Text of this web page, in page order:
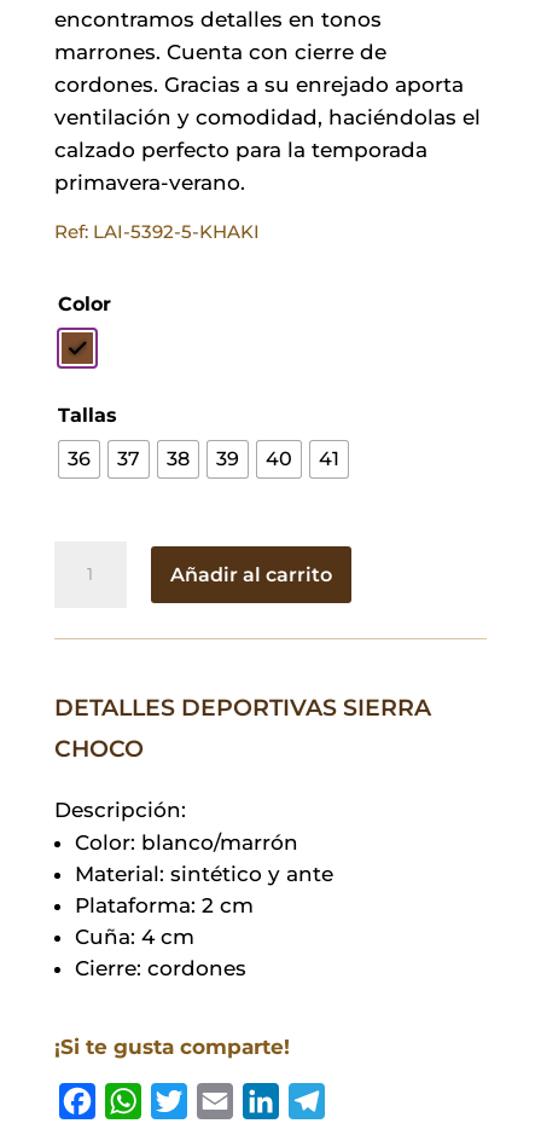
encontramos detalles en tonos
marrones. Cuenta con cierre de
cordones. Gracias a su enrejado aporta
ventilación y comodidad, haciéndolas el
calzado perfecto para la temporada
primavera-verano.
Ref: LAI-5392-5-KHAKI
Color
Tallas
36
37 38 39 40 41
Deportivas
Añadir al carrito
DETALLES DEPORTIVAS SIERRA
CHOCO
Descripción:
Color: blanco/marrón
Material: sintético y ante
Plataforma: 2 cm
Cuña: 4 cm
Cierre: cordones
¡Si te gusta comparte!
W